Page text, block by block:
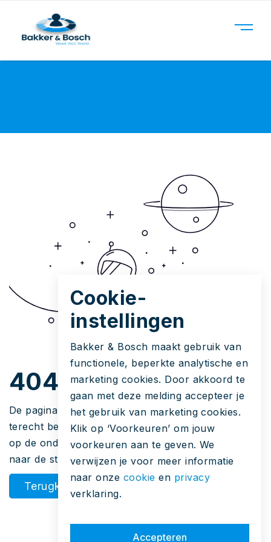
404
De pagina die u zoekt bestaat niet. Hoe u hier
terecht bent gekomen is een raadsel. Maar u kunt
op de onderstaande knop klikken om terug te gaan
naar de startpagina.
Terugkeren
Cookie-
instellingen
Bakker & Bosch maakt gebruik van
functionele, beperkte analytische en
marketing cookies. Door akkoord te
gaan met deze melding accepteer je
het gebruik van marketing cookies.
Klik op ‘Voorkeuren’ om jouw
voorkeuren aan te geven. We
verwijzen je voor meer informatie
naar onze cookie en privacy
verklaring.
Accepteren